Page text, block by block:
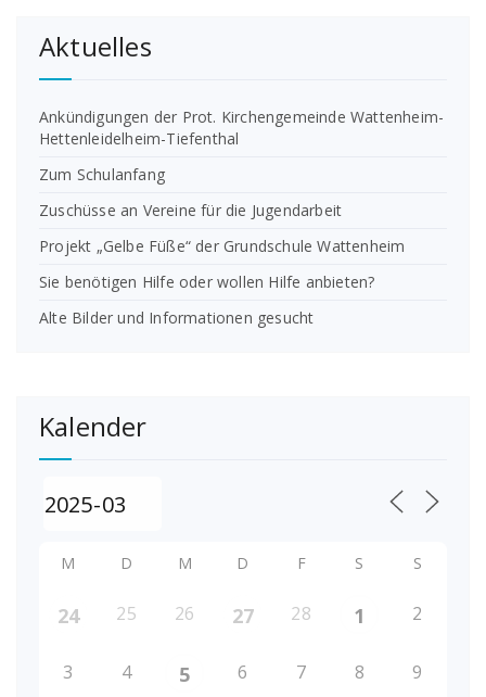
Aktuelles
Ankündigungen der Prot. Kirchengemeinde Wattenheim-
Hettenleidelheim-Tiefenthal
Zum Schulanfang
Zuschüsse an Vereine für die Jugendarbeit
Projekt „Gelbe Füße“ der Grundschule Wattenheim
Sie benötigen Hilfe oder wollen Hilfe anbieten?
Alte Bilder und Informationen gesucht
Kalender
M D M D F S S
24 25 26 27 28 1 2
3 4 5 6 7 8 9